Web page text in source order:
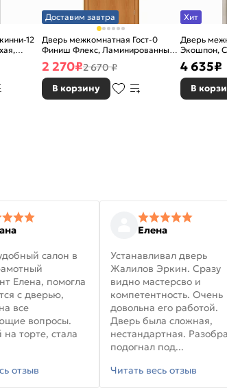
12
Доставим завтра
Дверь межкомнатная Гост-0
Финиш Флекс, Ламинированные
Л-12 (МиланОрех), глухая,
каркасно-щитовая
2 270₽2 670 ₽
В корзину
Хит
Дверь
Экошпон,
4 635₽
В
салон в
Елена, помогла
с дверью,
все
вопросы.
торте, стала
отзыв
Елена
Устанавливал дверь
Жалилов Эркин. Сразу
видно мастерсво и
компетентность. Очень
довольна его работой.
Дверь была сложная,
нестандартная.
подогнал под...
Читать весь отзыв